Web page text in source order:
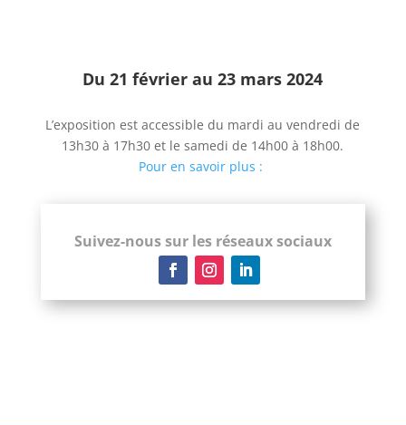
Du 21 février au 23 mars 2024
L’exposition est accessible du mardi au vendredi de
13h30 à 17h30 et le samedi de 14h00 à 18h00.
Pour en savoir plus :
Suivez-nous sur les réseaux sociaux